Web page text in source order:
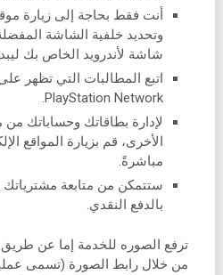
أنت فقط بحاجة إلى زيارة
وتحديد خلفية الشاشة
شاشة لأندرويد الخاص بك
اتبع المطالبات التي تظهر
PlayStation Network.
لإدارة بطاقاتك وحساباتك
الأخرى، قم بزيارة المواقع
مباشرةً.
ستتمكن من متابعة
بالدفع النقدي.
ترفع الصوره للخدمة إما عن